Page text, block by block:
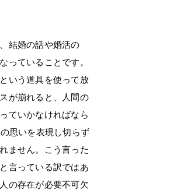
結婚の話や婚活の
っていることです。
いう道具を使って放
が崩れると、人間の
ていかなければなら
思いを表現し切らず
ません。こう言った
言っている訳ではあ
の存在が必要不可欠